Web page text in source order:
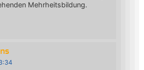
Mehrheitsbildung.